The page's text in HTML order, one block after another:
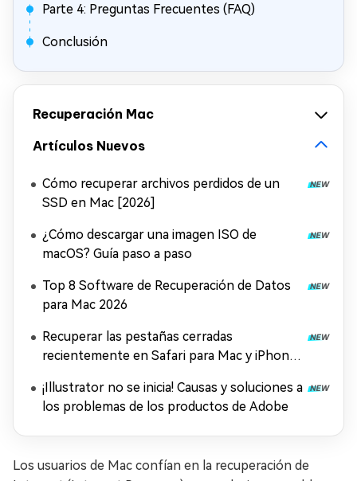
Parte 4: Preguntas Frecuentes (FAQ)
Conclusión
Recuperación Mac
Artículos Nuevos
Cómo recuperar archivos perdidos de un
SSD en Mac [2026]
¿Cómo descargar una imagen ISO de
macOS? Guía paso a paso
Top 8 Software de Recuperación de Datos
para Mac 2026
Recuperar las pestañas cerradas
recientemente en Safari para Mac y iPhone
¡Illustrator no se inicia! Causas y soluciones a
los problemas de los productos de Adobe
Los usuarios de Mac confían en la recuperación de